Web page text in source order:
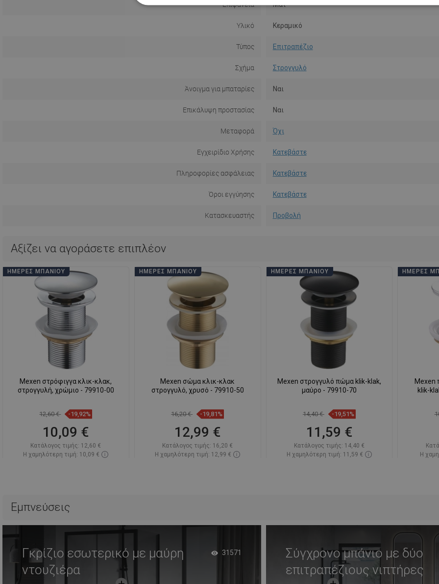
Επιφάνεια Ματ
Υλικό Κεραμικό
Τύπος Επιτραπέζιο
Σχήμα Στρογγυλό
Άνοιγμα για μπαταρίες Ναι
Επικάλυψη προστασίας Ναι
Μεταφορά Όχι
Εγχειρίδιο Χρήσης Κατεβάστε
Πληροφορίες ασφάλειας Κατεβάστε
Όροι εγγύησης Κατεβάστε
Κατασκευαστής Προβολή
Αξίζει να αγοράσετε επιπλέον
ΗΜΈΡΕΣ ΜΠΆΝΙΟΥ
Mexen στρόφιγγα κλικ-κλακ,
στρογγυλή, χρώμιο - 79910-00
12,60 € -19,92%
10,09 €
Κατάλογος τιμής: 12,60 €
Η χαμηλότερη τιμή: 10,09 €
ΗΜΈΡΕΣ ΜΠΆΝΙΟΥ
Mexen σώμα κλικ-κλακ
στρογγυλό, χρυσό - 79910-50
16,20 € -19,81%
12,99 €
Κατάλογος τιμής: 16,20 €
Η χαμηλότερη τιμή: 12,99 €
ΗΜΈΡΕΣ ΜΠΆΝΙΟΥ
Mexen στρογγυλό πώμα klik-klak,
μαύρο - 79910-70
14,40 € -19,51%
11,59 €
Κατάλογος τιμής: 14,40 €
Η χαμηλότερη τιμή: 11,59 €
ΗΜΈΡΕΣ
Mexen
klik-
Η
Εμπνεύσεις
Γκρίζιο εσωτερικό με μαύρη
ντουζιέρα
31571
Σύγχρονο μπάνιο με δύο
επιτραπέζιους νιπτήρες